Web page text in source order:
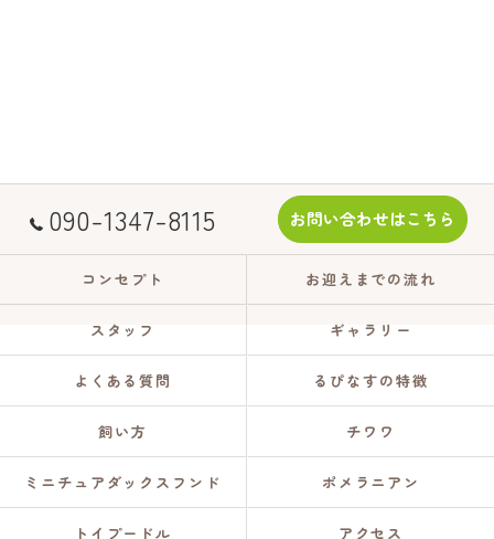
090-1347-8115 お問い合わせはこちら
コンセプト お迎えまでの流れ
スタッフ ギャラリー
よくある質問 るぴなすの特徴
飼い方 チワワ
ミニチュアダックスフンド ポメラニアン
トイプードル アクセス